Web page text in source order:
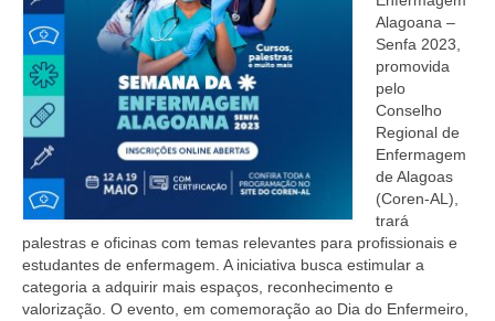
Eleições Anteriores
Agenda do presidente
Editais e licitação
Eleições
Responsabilidade Técnica
Legislações
Alagoana –
Senfa 2023,
promovida
pelo
Conselho
Regional de
Enfermagem
de Alagoas
(Coren-AL),
trará
palestras e oficinas com temas relevantes para profissionais e
estudantes de enfermagem. A iniciativa busca estimular a
categoria a adquirir mais espaços, reconhecimento e
valorização. O evento, em comemoração ao Dia do Enfermeiro,